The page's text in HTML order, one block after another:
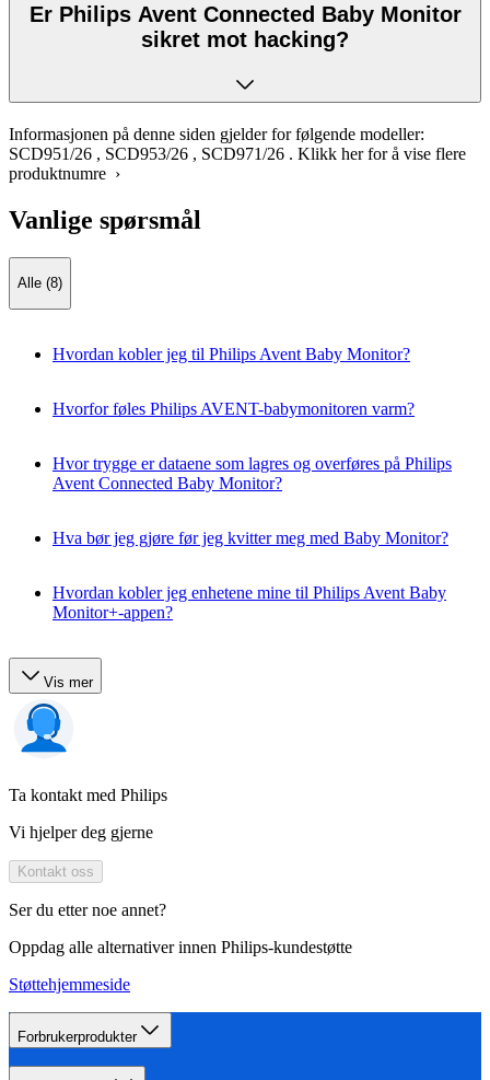
Er Philips Avent Connected Baby Monitor
sikret mot hacking?
Informasjonen på denne siden gjelder for følgende modeller:
SCD951/26 , SCD953/26 , SCD971/26 . Klikk her for å vise flere
produktnumre ›
Vanlige spørsmål
Alle (8)
Hvordan kobler jeg til Philips Avent Baby Monitor?
Hvorfor føles Philips AVENT-babymonitoren varm?
Hvor trygge er dataene som lagres og overføres på Philips
Avent Connected Baby Monitor?
Hva bør jeg gjøre før jeg kvitter meg med Baby Monitor?
Hvordan kobler jeg enhetene mine til Philips Avent Baby
Monitor+-appen?
Vis mer
Ta kontakt med Philips
Vi hjelper deg gjerne
Kontakt oss
Ser du etter noe annet?
Oppdag alle alternativer innen Philips-kundestøtte
Støttehjemmeside
Forbrukerprodukter